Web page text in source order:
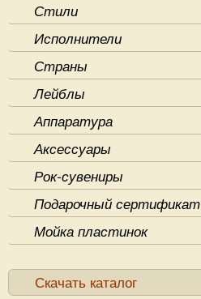
Стили
Исполнители
Страны
Лейблы
Аппаратура
Аксессуары
Рок-сувениры
Подарочный сертификат
Мойка пластинок
Скачать каталог